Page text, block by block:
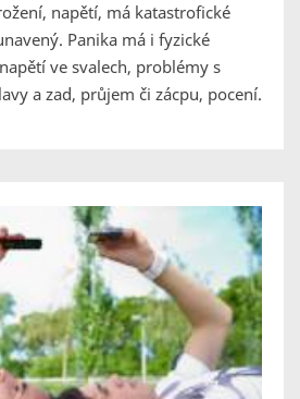
napětí, má katastrofické
Panika má i fyzické
ve svalech, problémy s
a zad, průjem či zácpu, pocení.